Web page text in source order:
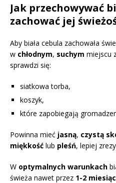
Jak przechowywać
zachować jej
Aby biała cebula zachowała
w chłodnym, suchym miejscu
sprawdzi się:
siatkowa torba,
koszyk,
które zapobiegają
Powinna mieć jasną, czystą
miękkość lub pleśń, lepiej
W optymalnych warunkach
świeża nawet przez 1-2